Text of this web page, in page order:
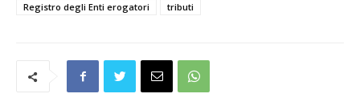
Registro degli Enti erogatori
tributi